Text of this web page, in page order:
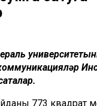
773 квадрат